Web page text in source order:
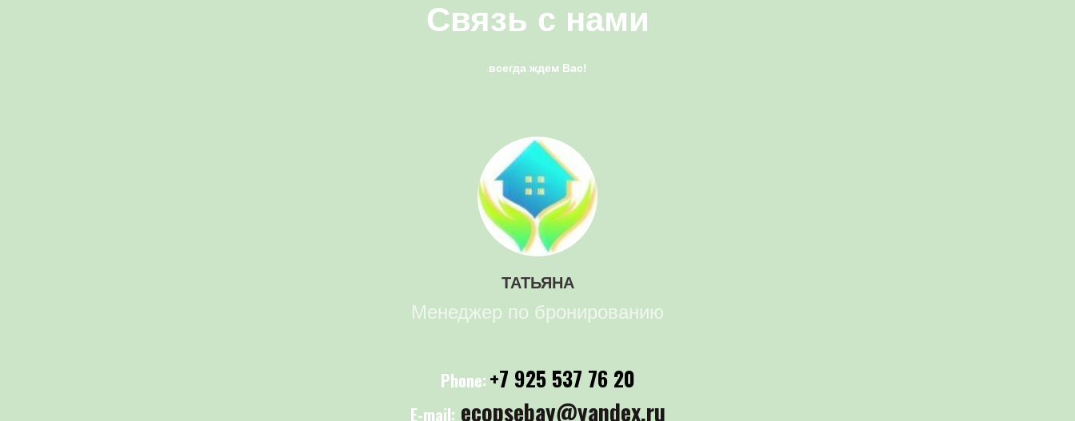
Связь с нами
всегда ждем Вас!
ТАТЬЯНА
Менеджер по бронированию
Phone: +7 925 537 76 20
E-mail: ecopsebay@yandex.ru